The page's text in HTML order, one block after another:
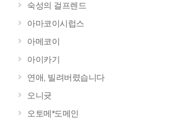
숙성의 걸프렌드
아마코이시럽스
아메코이
아이카기
연애, 빌려버렸습니다
오니귯
오토메*도메인